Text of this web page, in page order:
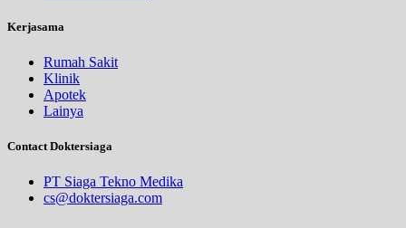
Kerjasama
Rumah Sakit
Klinik
Apotek
Lainya
Contact Doktersiaga
PT Siaga Tekno Medika
cs@doktersiaga.com